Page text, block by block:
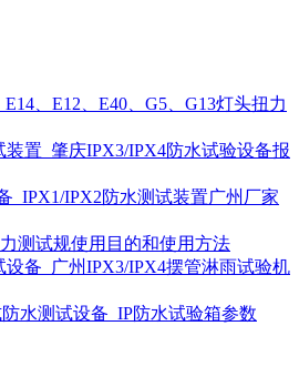
、E12、E40、G5、G13灯头扭力
装置_肇庆IPX3/IPX4防水试验设备报
_IPX1/IPX2防水测试装置广州厂家
测试规使用目的和使用方法
设备_广州IPX3/IPX4摆管淋雨试验机
水测试设备_IP防水试验箱参数